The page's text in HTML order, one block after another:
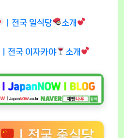
ㅣ전국 일식당 소개
ㅣ전국 이자카야 소개
ㅣ전국 중식당